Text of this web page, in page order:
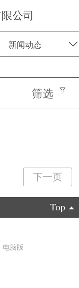
公司
新闻动态
筛选
Top
电脑版